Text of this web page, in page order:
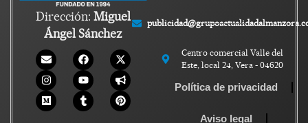
Dirección: Miguel
Ángel Sánchez
Centro comercial Valle del
Este, local 24, Vera - 04620
Política de privacidad
Aviso legal